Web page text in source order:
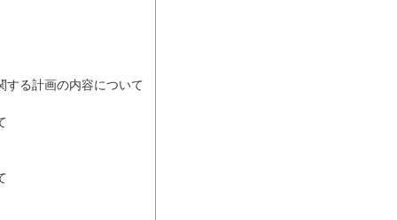
する計画の内容について